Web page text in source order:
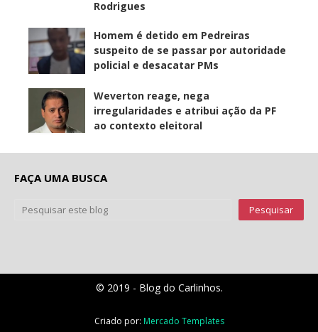
Rodrigues
Homem é detido em Pedreiras
suspeito de se passar por autoridade
policial e desacatar PMs
Weverton reage, nega
irregularidades e atribui ação da PF
ao contexto eleitoral
FAÇA UMA BUSCA
© 2019 - Blog do Carlinhos.
Criado por: Mercado Templates